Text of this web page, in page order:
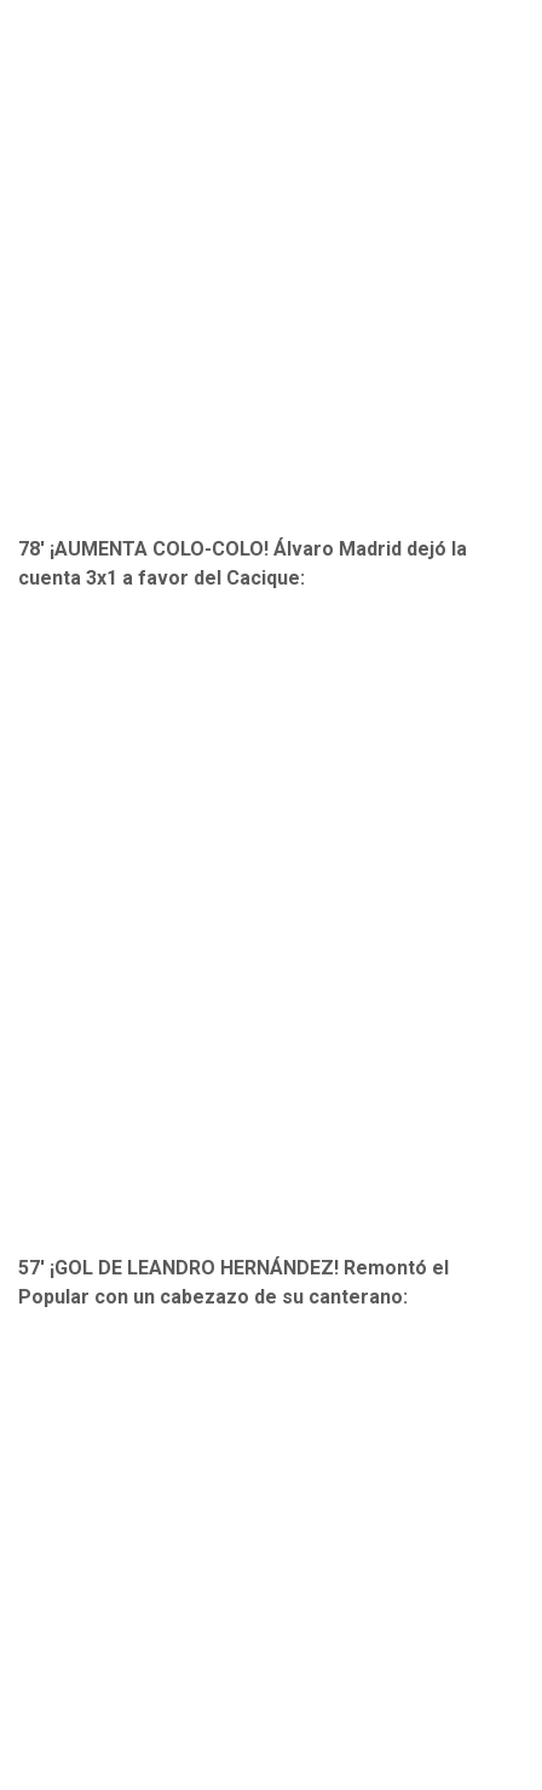
78' ¡AUMENTA COLO-COLO! Álvaro Madrid dejó la
cuenta 3x1 a favor del Cacique:
57' ¡GOL DE LEANDRO HERNÁNDEZ! Remontó el
Popular con un cabezazo de su canterano: